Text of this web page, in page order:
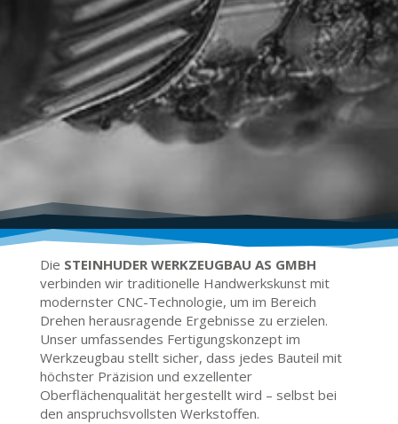
Die STEINHUDER WERKZEUGBAU AS GMBH
verbinden wir traditionelle Handwerkskunst mit
modernster CNC-Technologie, um im Bereich
Drehen herausragende Ergebnisse zu erzielen.
Unser umfassendes Fertigungskonzept im
Werkzeugbau stellt sicher, dass jedes Bauteil mit
höchster Präzision und exzellenter
Oberflächenqualität hergestellt wird – selbst bei
den anspruchsvollsten Werkstoffen.